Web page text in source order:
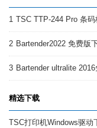
1 TSC TTP-244 Pro 条
2 Bartender2022 免费版
3 Bartender ultralite
精选下载
TSC打印机Windows驱动